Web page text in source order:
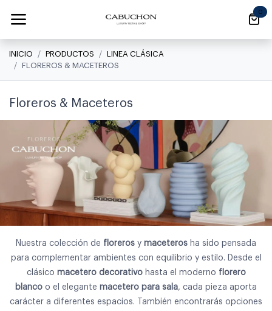
0
INICIO PRODUCTOS
LINEA CLÁSICA
FLOREROS & MACETEROS
Floreros & Maceteros
Nuestra colección de floreros y maceteros ha sido pensada
para complementar ambientes con equilibrio y estilo. Desde el
clásico macetero decorativohasta el moderno florero
blanco o el elegante macetero para sala, cada pieza aporta
carácter a diferentes espacios. También encontrarás opciones